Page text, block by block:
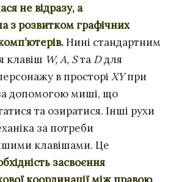
не відразу, а
з розвитком графічних
.Нині стандартним
клавіш W, A, Sта Dдля
в просторі XYпри
допомогою миші, що
та озиратися. Інші рухи
за потреби
клавішами. Це
засвоєння
координації між правою